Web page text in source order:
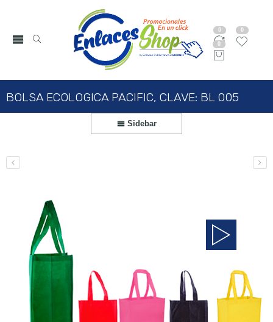
0 0
0
BOLSA ECOLOGICA PACIFIC, CLAVE: BL 005
Sidebar